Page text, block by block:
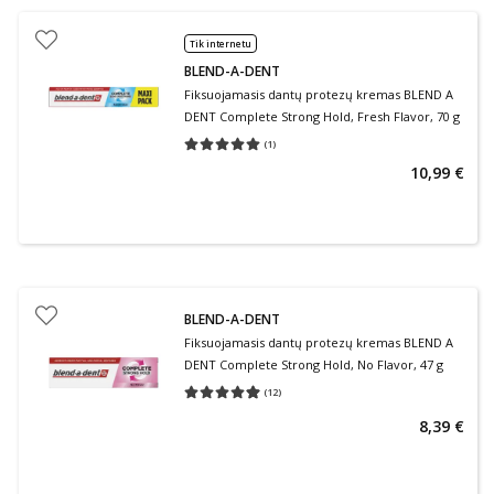
Tik internetu
BLEND-A-DENT
Fiksuojamasis dantų protezų kremas BLEND A
DENT Complete Strong Hold, Fresh Flavor, 70 g
(1)
Vidutinis įvertinimas 5.00
10,99 €
BLEND-A-DENT
Fiksuojamasis dantų protezų kremas BLEND A
DENT Complete Strong Hold, No Flavor, 47 g
(12)
Vidutinis įvertinimas 4.92
8,39 €